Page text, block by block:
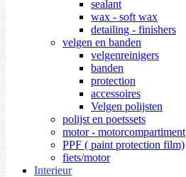
sealant
wax - soft wax
detailing - finishers
velgen en banden
velgenreinigers
banden
protection
accessoires
Velgen polijsten
polijst en poetssets
motor - motorcompartiment
PPF ( paint protection film)
fiets/motor
Interieur